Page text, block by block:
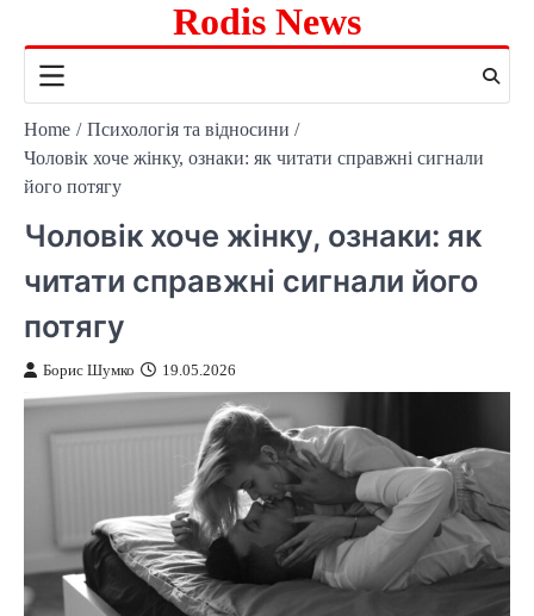
content
Rodis News
Home
Психологія та відносини
Чоловік хоче жінку, ознаки: як читати справжні сигнали
його потягу
Чоловік хоче жінку, ознаки: як
читати справжні сигнали його
потягу
Борис Шумко 19.05.2026